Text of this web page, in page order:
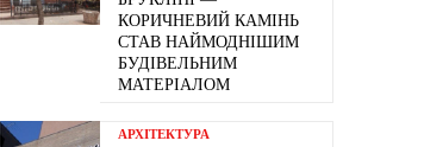
КОРИЧНЕВИЙ КАМІНЬ
СТАВ НАЙМОДНІШИМ
БУДІВЕЛЬНИМ
МАТЕРІАЛОМ
АРХІТЕКТУРА